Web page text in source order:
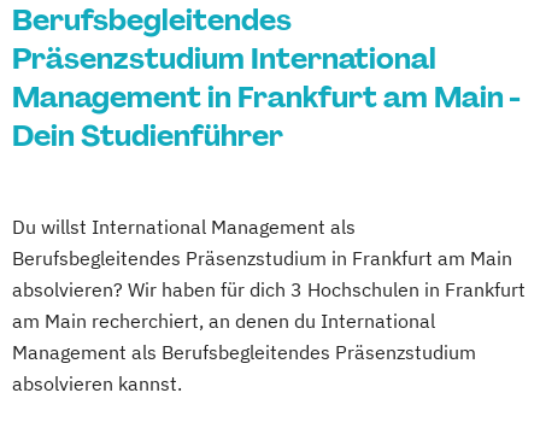
Berufsbegleitendes
Präsenzstudium International
Management in Frankfurt am Main -
Dein Studienführer
Du willst International Management als
Berufsbegleitendes Präsenzstudium in Frankfurt am Main
absolvieren? Wir haben für dich 3 Hochschulen in Frankfurt
am Main recherchiert, an denen du International
Management als Berufsbegleitendes Präsenzstudium
absolvieren kannst.